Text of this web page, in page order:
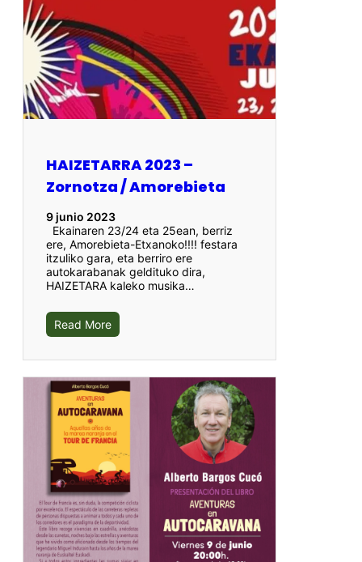
HAIZETARRA 2023 –
Zornotza / Amorebieta
9 junio 2023
Ekainaren 23/24 eta 25ean, berriz
ere, Amorebieta-Etxanoko!!!! festara
itzuliko gara, eta berriro ere
autokarabanak geldituko dira,
HAIZETARA kaleko musika…
Read More